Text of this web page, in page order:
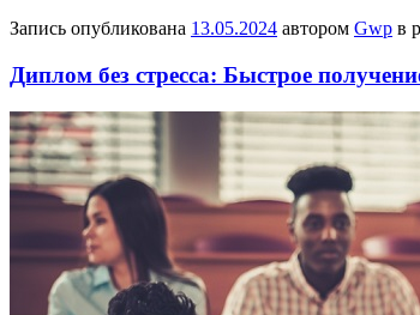
Запись опубликована 13.05.2024 автором Gwp в
Диплом без стресса: Быстрое